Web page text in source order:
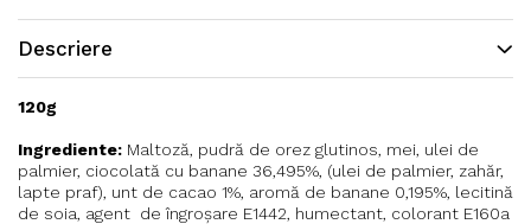
Descriere
120g
Ingrediente: Maltoză, pudră de orez glutinos, mei, ulei de
palmier, ciocolată cu banane 36,495%, (ulei de palmier, zahăr,
lapte praf), unt de cacao 1%, aromă de banane 0,195%, lecitină
de soia, agent de îngroșare E1442, humectant, colorant E160a